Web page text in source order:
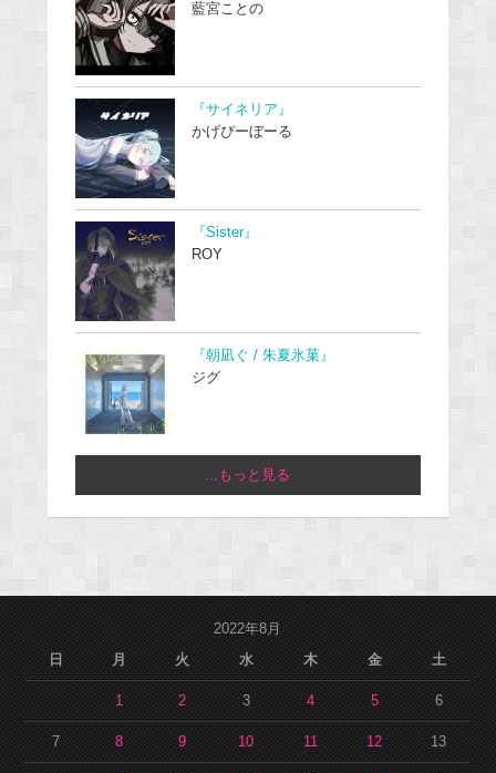
藍宮ことの
『サイネリア』
かげぴーぼーる
『Sister』
ROY
『朝凪ぐ / 朱夏氷菓』
ジグ
...もっと見る
2022年8月
日
月 火 水 木 金 土
1 2 3 4 5 6
7 8 9 10 11 12 13